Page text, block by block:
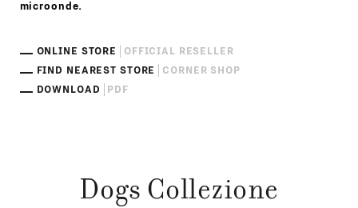
microonde.
ONLINE STORE
OFFICIAL RESELLER
FIND NEAREST STORE
CORNER SHOP
DOWNLOAD
PDF
Dogs Collezione